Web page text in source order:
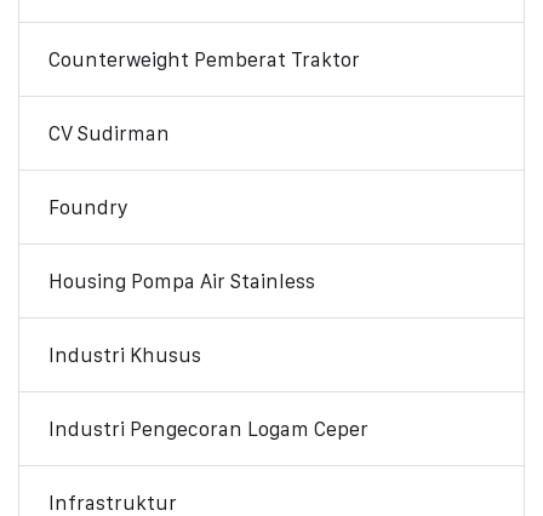
Counterweight Pemberat Traktor
CV Sudirman
Foundry
Housing Pompa Air Stainless
Industri Khusus
Industri Pengecoran Logam Ceper
Infrastruktur